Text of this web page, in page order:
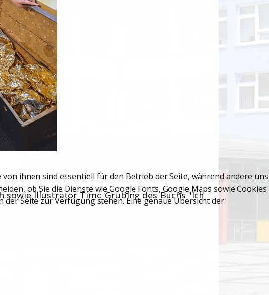
sowie Illustrator Timo Grubing des Buchs "Ich
ihnen sind essentiell für den Betrieb der Seite, während andere uns
ob Sie die Dienste wie Google Fonts, Google Maps sowie Cookies
der Seite zur Verfügung stehen. Eine genaue Übersicht der